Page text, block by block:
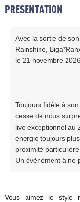
PRESENTATION
Avec la sortie de
Rainshine,
le 21 novembre
Toujours fidèle à
cesse de nous
live exceptionnel au
énergie toujours
proximité
Un événement à ne
Vous aimez le style